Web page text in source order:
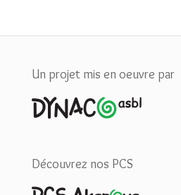
Un projet mis en oeuvre par
Découvrez nos PCS